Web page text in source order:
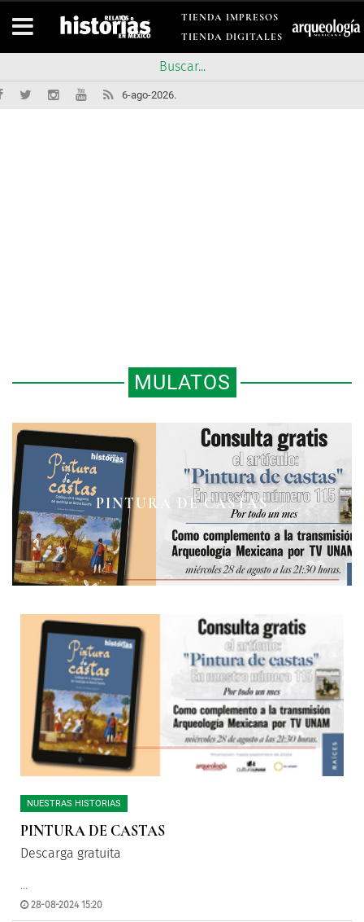
TIENDA IMPRESOS
TIENDA DIGITALES
6-ago-2026.
MULATOS
PINTURA DE CASTAS
MULATOS CAUTIVOS
NUESTRAS HISTORIAS
PINTURA DE CASTAS
Descarga gratuita
...
28-08-2024 15:20